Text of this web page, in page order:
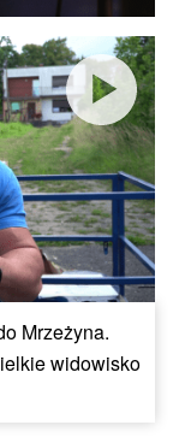
Mrzeżyna.
widowisko